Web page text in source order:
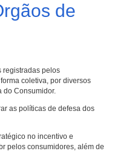
de
registradas pelos
coletiva, por diversos
do Consumidor.
as políticas de defesa dos
no incentivo e
pelos consumidores, além de